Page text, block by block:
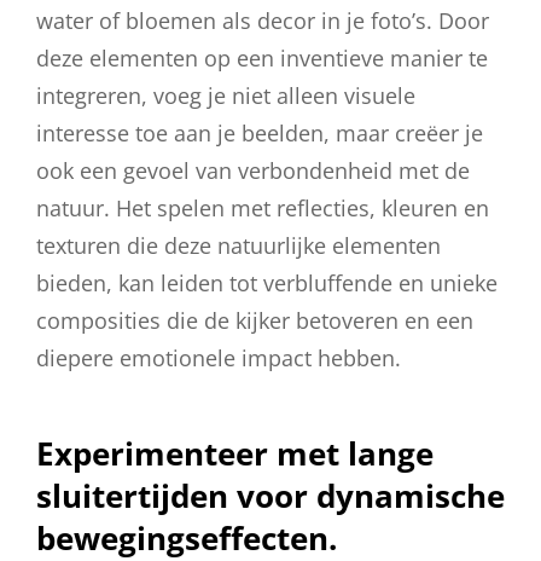
water of bloemen als decor in je foto’s. Door
deze elementen op een inventieve manier te
integreren, voeg je niet alleen visuele
interesse toe aan je beelden, maar creëer je
ook een gevoel van verbondenheid met de
natuur. Het spelen met reflecties, kleuren en
texturen die deze natuurlijke elementen
bieden, kan leiden tot verbluffende en unieke
composities die de kijker betoveren en een
diepere emotionele impact hebben.
Experimenteer met lange
sluitertijden voor dynamische
bewegingseffecten.